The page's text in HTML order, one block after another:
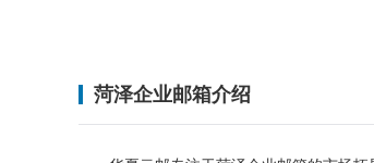
菏泽企业邮箱介绍